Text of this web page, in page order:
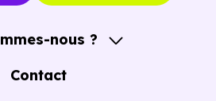
nous ?
A propos
Contact